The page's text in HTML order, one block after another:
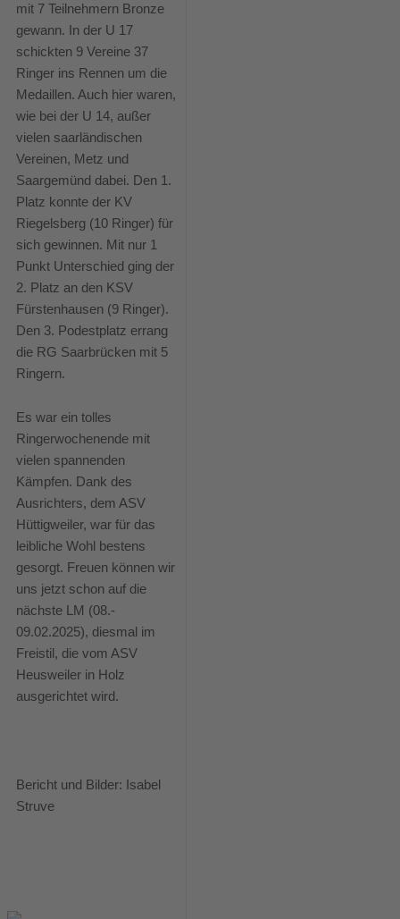
mit 7 Teilnehmern Bronze
gewann. In der U 17
schickten 9 Vereine 37
Ringer ins Rennen um die
Medaillen. Auch hier waren,
wie bei der U 14, außer
vielen saarländischen
Vereinen, Metz und
Saargemünd dabei. Den 1.
Platz konnte der KV
Riegelsberg (10 Ringer) für
sich gewinnen. Mit nur 1
Punkt Unterschied ging der
2. Platz an den KSV
Fürstenhausen (9 Ringer).
Den 3. Podestplatz errang
die RG Saarbrücken mit 5
Ringern.
Es war ein tolles
Ringerwochenende mit
vielen spannenden
Kämpfen. Dank des
Ausrichters, dem ASV
Hüttigweiler, war für das
leibliche Wohl bestens
gesorgt. Freuen können wir
uns jetzt schon auf die
nächste LM (08.-
09.02.2025), diesmal im
Freistil, die vom ASV
Heusweiler in Holz
ausgerichtet wird.
Bericht und Bilder: Isabel
Struve